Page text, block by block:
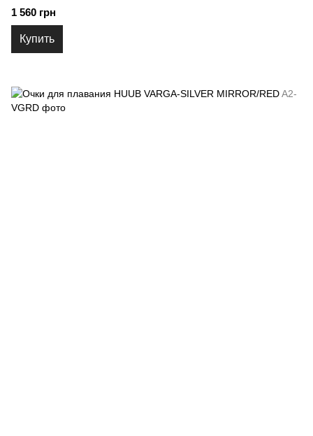
1 560 грн
Купить